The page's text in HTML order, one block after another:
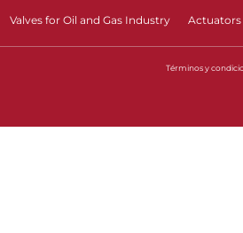
Valves for Oil and Gas Industry Actuators
Términos y